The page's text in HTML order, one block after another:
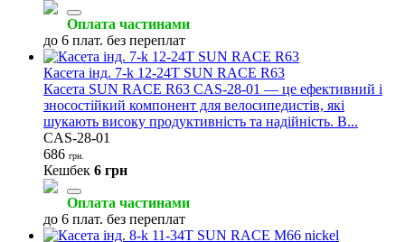
Оплата частинами
до 6 плат. без переплат
Касета інд. 7-k 12-24T SUN RACE R63
Касета SUN RACE R63 CAS-28-01 — це ефективний і
зносостійкий компонент для велосипедистів, які
шукають високу продуктивність та надійність. В...
CAS-28-01
686 грн.
Кешбек 6 грн
Оплата частинами
до 6 плат. без переплат